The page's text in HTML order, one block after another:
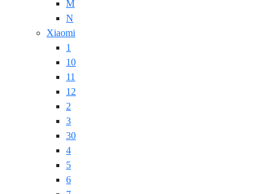
M
N
Xiaomi
1
10
11
12
2
3
30
4
5
6